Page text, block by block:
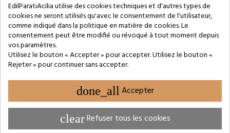
Copyright © 2024 by 3Enne s.r.l.s. P.IVA/C.F.: 13466181008
Numéro d'enregistrement REA : RM-1449325 - Registre du
Commerce de Rome
Website Developed by M.Borzacchini - TestSide
EdilParatiAcilia utilise des cookies techniques et d'autres types de
cookies ne seront utilisés qu'avec le consentement de l'utilisateur,
comme indiqué dans la politique en matière de cookies. Le
consentement peut être modifié ou révoqué à tout moment depuis
vos paramètres.
Utilisez le bouton « Accepter » pour accepter. Utilisez le bouton «
Rejeter » pour continuer sans accepter.
done_all Accepter
clearRefuser tous les cookies